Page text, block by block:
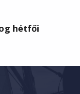
hétfői